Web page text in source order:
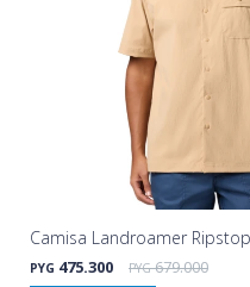
Camisa Landroamer
PYG 475.300 PYG 679.000